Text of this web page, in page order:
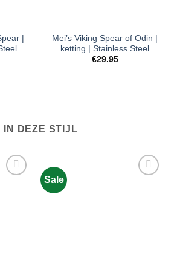
|
Mei’s Viking Spear of Odin |
ketting | Stainless Steel
€29.95
IN DEZE STIJL
Sale
Toevoegen